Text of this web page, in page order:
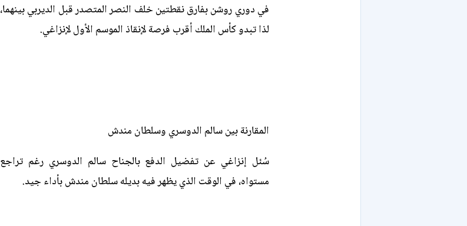
في دوري روشن بفارق نقطتين خلف النصر المتصدر قبل الديربي بينهما،
لذا تبدو كأس الملك أقرب فرصة لإنقاذ الموسم الأول لإنزاغي.
المقارنة بين سالم الدوسري وسلطان مندش
سُئل إنزاغي عن تفضيل الدفع بالجناح سالم الدوسري رغم تراجع
مستواه، في الوقت الذي يظهر فيه بديله سلطان مندش بأداء جيد.